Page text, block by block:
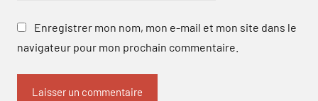
Enregistrer mon nom, mon e-mail et mon site dans le
navigateur pour mon prochain commentaire.